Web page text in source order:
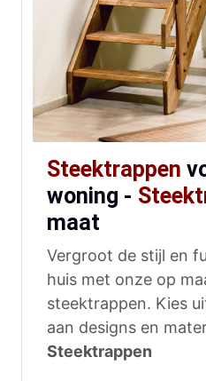
Steektrappen
woning -
maat
Vergroot de stijl en
huis met onze op
steektrappen. Kies
aan designs en
Steektrappen